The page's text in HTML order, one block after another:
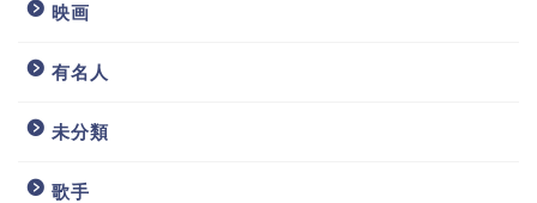
映画
有名人
未分類
歌手